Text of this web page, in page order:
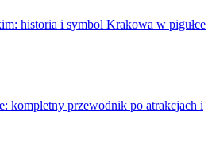
historia i symbol Krakowa w pigułce
kompletny przewodnik po atrakcjach i